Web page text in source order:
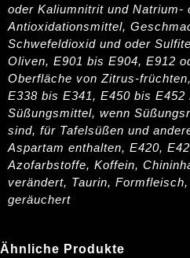
oder Kaliumnitrit und Natrium-
Antioxidationsmittel,
Schwefeldioxid und oder
Oliven, E901 bis E904, E912
Oberfläche von Zitrus-
E338 bis E341, E450 bis
Süßungsmittel, wenn
sind, für Tafelsüßen und
Aspartam enthalten, E420,
Azofarbstoffe, Koffein,
verändert, Taurin,
geräuchert
Ähnliche Produkte